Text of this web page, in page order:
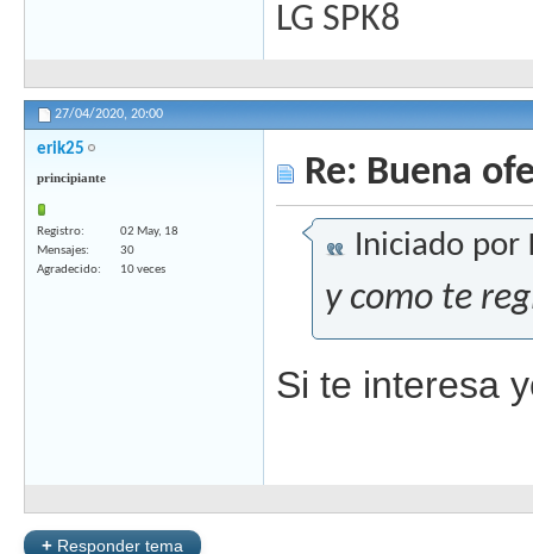
LG SPK8
27/04/2020, 20:00
erik25
principiante
Registro
02 May, 18
Mensajes
30
Agradecido
10 veces
Re: Buena
Iniciado por
y como te
Si te interesa
+ Responder tema